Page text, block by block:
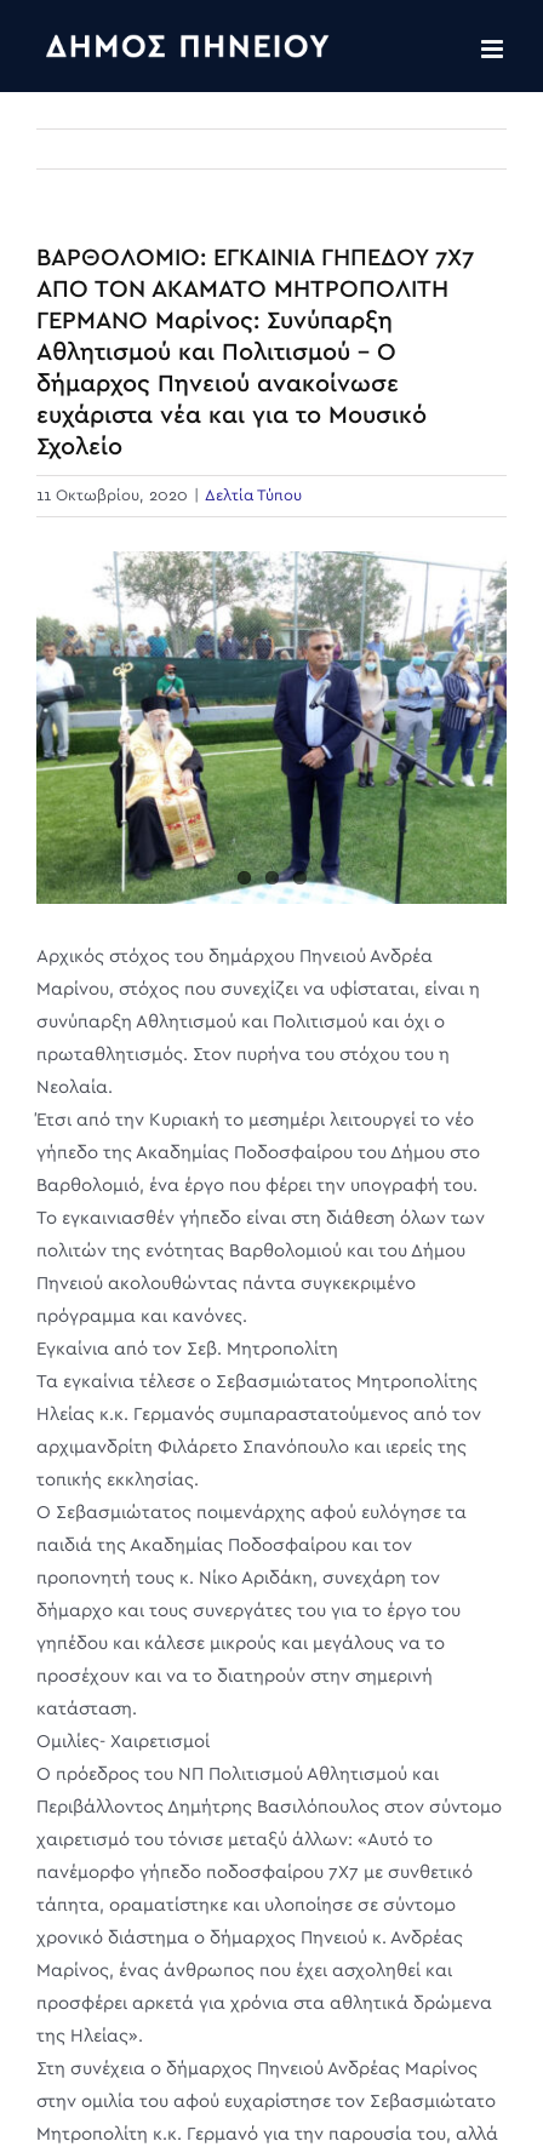
ΒΑΡΘΟΛΟΜΙΟ: ΕΓΚΑΙΝΙΑ ΓΗΠΕΔΟΥ 7Χ7
ΑΠΟ ΤΟΝ ΑΚΑΜΑΤΟ ΜΗΤΡΟΠΟΛΙΤΗ
ΓΕΡΜΑΝΟ Μαρίνος: Συνύπαρξη
Αθλητισμού και Πολιτισμού – Ο
δήμαρχος Πηνειού ανακοίνωσε
ευχάριστα νέα και για το Μουσικό
Σχολείο
11 Οκτωβρίου, 2020 Δελτία Τύπου
Image
Αρχικός στόχος του δημάρχου Πηνειού Ανδρέα
Μαρίνου, στόχος που συνεχίζει να υφίσταται, είναι η
συνύπαρξη Αθλητισμού και Πολιτισμού και όχι ο
πρωταθλητισμός. Στον πυρήνα του στόχου του η
Νεολαία.
Έτσι από την Κυριακή το μεσημέρι λειτουργεί το νέο
γήπεδο της Ακαδημίας Ποδοσφαίρου του Δήμου στο
Βαρθολομιό, ένα έργο που φέρει την υπογραφή του.
Το εγκαινιασθέν γήπεδο είναι στη διάθεση όλων των
πολιτών της ενότητας Βαρθολομιού και του Δήμου
Πηνειού ακολουθώντας πάντα συγκεκριμένο
πρόγραμμα και κανόνες.
Εγκαίνια από τον Σεβ. Μητροπολίτη
Τα εγκαίνια τέλεσε ο Σεβασμιώτατος Μητροπολίτης
Ηλείας κ.κ. Γερμανός συμπαραστατούμενος από τον
αρχιμανδρίτη Φιλάρετο Σπανόπουλο και ιερείς της
τοπικής εκκλησίας.
Ο Σεβασμιώτατος ποιμενάρχης αφού ευλόγησε τα
παιδιά της Ακαδημίας Ποδοσφαίρου και τον
προπονητή τους κ. Νίκο Αριδάκη, συνεχάρη τον
δήμαρχο και τους συνεργάτες του για το έργο του
γηπέδου και κάλεσε μικρούς και μεγάλους να το
προσέχουν και να το διατηρούν στην σημερινή
κατάσταση.
Ομιλίες- Χαιρετισμοί
Ο πρόεδρος του ΝΠ Πολιτισμού Αθλητισμού και
Περιβάλλοντος Δημήτρης Βασιλόπουλος στον σύντομο
χαιρετισμό του τόνισε μεταξύ άλλων: «Αυτό το
πανέμορφο γήπεδο ποδοσφαίρου 7Χ7 με συνθετικό
τάπητα, οραματίστηκε και υλοποίησε σε σύντομο
χρονικό διάστημα ο δήμαρχος Πηνειού κ. Ανδρέας
Μαρίνος, ένας άνθρωπος που έχει ασχοληθεί και
προσφέρει αρκετά για χρόνια στα αθλητικά δρώμενα
της Ηλείας».
Στη συνέχεια ο δήμαρχος Πηνειού Ανδρέας Μαρίνος
στην ομιλία του αφού ευχαρίστησε τον Σεβασμιώτατο
Μητροπολίτη κ.κ. Γερμανό για την παρουσία του, αλλά